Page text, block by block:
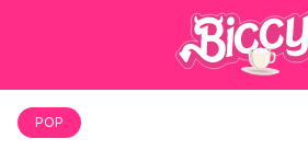
POP